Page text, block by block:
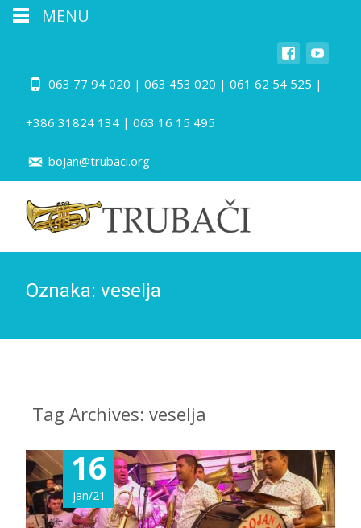
063 77 94 020 | 063 453 020 | 061 62 54 525 |
+386 31824 134 | 063 16 15 495
bojan@trubaci.org
Oznaka: veselja
Tag Archives: veselja
16
jan/21
MENU